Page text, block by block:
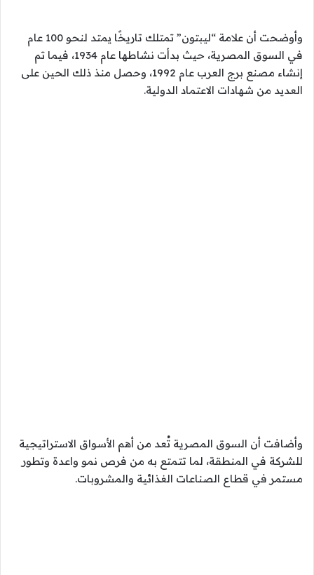
وأوضحت أن علامة “ليبتون” تمتلك تاريخًا يمتد لنحو 100 عام
في السوق المصرية، حيث بدأت نشاطها عام 1934، فيما تم
إنشاء مصنع برج العرب عام 1992، وحصل منذ ذلك الحين على
العديد من شهادات الاعتماد الدولية.
وأضافت أن السوق المصرية تُعد من أهم الأسواق الاستراتيجية
للشركة في المنطقة، لما تتمتع به من فرص نمو واعدة وتطور
مستمر في قطاع الصناعات الغذائية والمشروبات.